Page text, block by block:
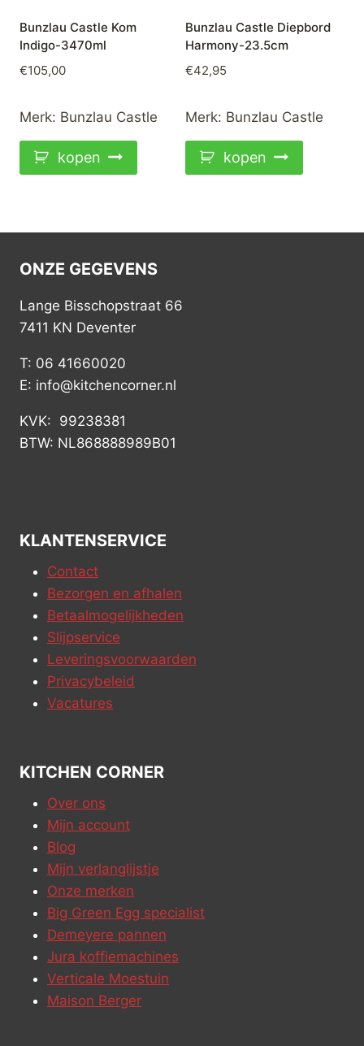
Bunzlau Castle Kom
Indigo-3470ml
€105,00
Merk: Bunzlau Castle
kopen
Bunzlau Castle Diepbord
Harmony-23.5cm
€42,95
Merk: Bunzlau Castle
kopen
ONZE GEGEVENS
Lange Bisschopstraat 66
7411 KN Deventer
T: 06 41660020
E: info@kitchencorner.nl
KVK: 99238381
BTW: NL868888989B01
KLANTENSERVICE
Contact
Bezorgen en afhalen
Betaalmogelijkheden
Slijpservice
Leveringsvoorwaarden
Privacybeleid
Vacatures
KITCHEN CORNER
Over ons
Mijn account
Blog
Mijn verlanglijstje
Onze merken
Big Green Egg specialist
Demeyere pannen
Jura koffiemachines
Verticale Moestuin
Maison Berger